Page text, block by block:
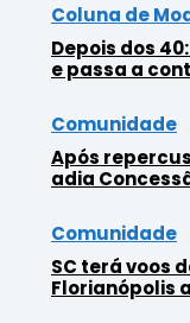
Coluna de
Depois dos
e passa a
Comunidade
Após
adia
Comunidade
SC terá voos
Florianópolis